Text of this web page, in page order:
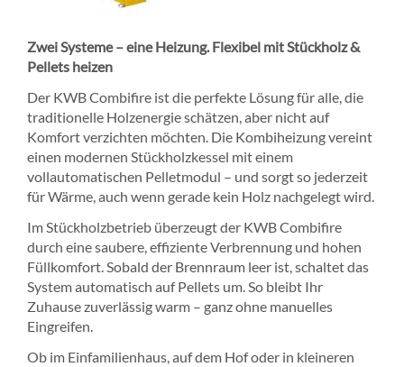
Zwei Systeme – eine Heizung. Flexibel mit Stückholz &
Pellets heizen
Der KWB Combifire ist die perfekte Lösung für alle, die
traditionelle Holzenergie schätzen, aber nicht auf
Komfort verzichten möchten. Die Kombiheizung vereint
einen modernen Stückholzkessel mit einem
vollautomatischen Pelletmodul – und sorgt so jederzeit
für Wärme, auch wenn gerade kein Holz nachgelegt wird.
Im Stückholzbetrieb überzeugt der KWB Combifire
durch einesaubere, effiziente Verbrennung und hohen
Füllkomfort. Sobald der Brennraum leer ist, schaltet das
System automatisch auf Pellets um. So bleibt Ihr
Zuhause zuverlässig warm – ganz ohne manuelles
Eingreifen.
Ob im Einfamilienhaus, auf dem Hof oder in kleineren